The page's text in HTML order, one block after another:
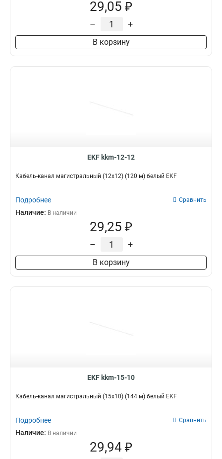
29,05 ₽
– +
В корзину
EKF kkm-12-12
Кабель-канал магистральный (12x12) (120 м) белый EKF
Подробнее Сравнить
Наличие: В наличии
29,25 ₽
– +
В корзину
EKF kkm-15-10
Кабель-канал магистральный (15x10) (144 м) белый EKF
Подробнее Сравнить
Наличие: В наличии
29,94 ₽